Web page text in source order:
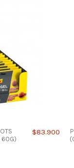
60G)
$83.900